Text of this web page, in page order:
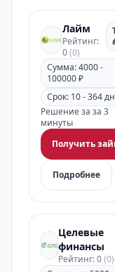
Лайм
Рейтинг:
0(0)
Сумма: 4000 -
100000 ₽
Срок: 10 - 364
Решение за за 3
минуты
Получить
Подробнее
Целевые
финансы
Рейтинг: 0(0)